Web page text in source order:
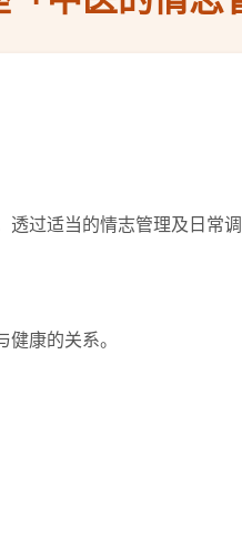
过适当的情志管理及日常
康的关系。